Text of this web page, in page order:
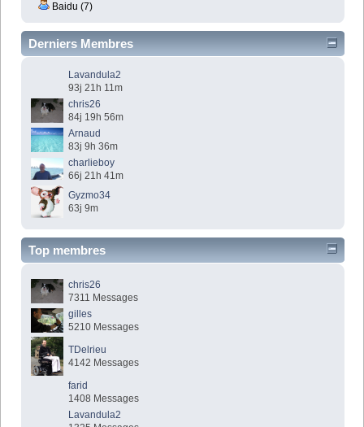
Baidu (7)
Derniers Membres
Lavandula2
93j 21h 11m
chris26
84j 19h 56m
Arnaud
83j 9h 36m
charlieboy
66j 21h 41m
Gyzmo34
63j 9m
Top membres
chris26
7311 Messages
gilles
5210 Messages
TDelrieu
4142 Messages
farid
1408 Messages
Lavandula2